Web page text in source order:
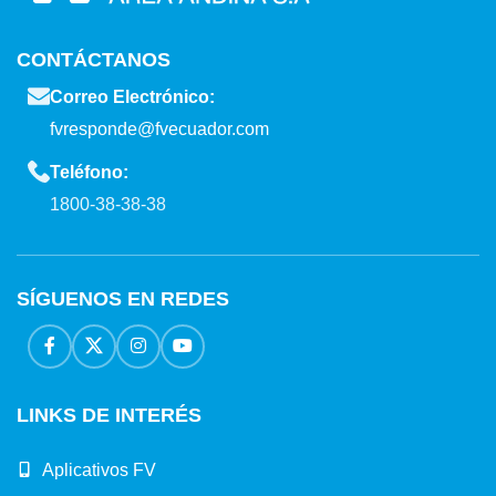
CONTÁCTANOS
Correo Electrónico:
fvresponde@fvecuador.com
Teléfono:
1800-38-38-38
SÍGUENOS EN REDES
LINKS DE INTERÉS
Aplicativos FV